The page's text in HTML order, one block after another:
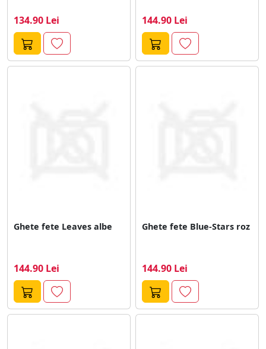
134.90 Lei 144.90 Lei
Ghete fete Leaves albe
144.90 Lei
Ghete fete Blue-Stars roz
144.90 Lei